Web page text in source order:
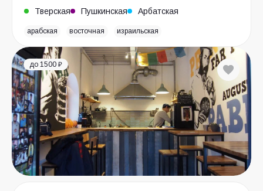
Тверская Пушкинская Арбатская
арабская восточная израильская
до 1500 ₽